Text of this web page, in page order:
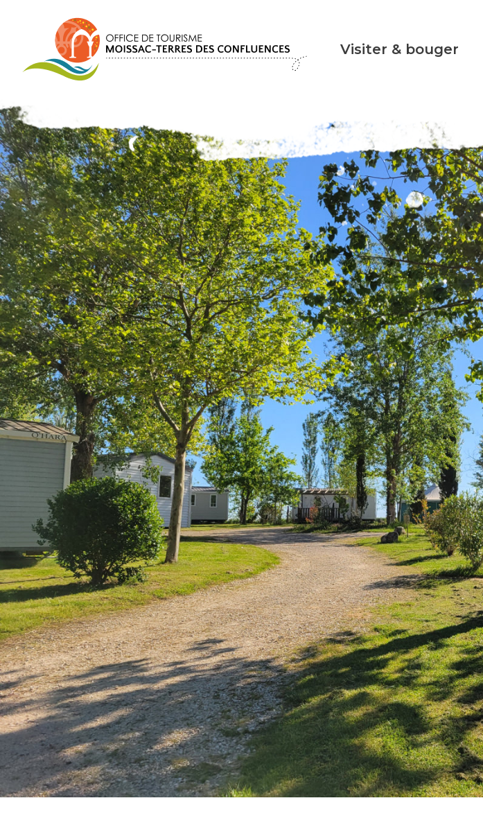
Visiter & bouger